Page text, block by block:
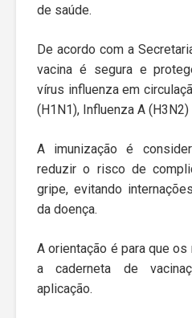
de saúde.
De acordo com a
vacina é segura e
vírus influenza em
(H1N1), Influenza A
A imunização é
reduzir o risco de
gripe, evitando
da doença.
A orientação é para que
a caderneta de
aplicação.